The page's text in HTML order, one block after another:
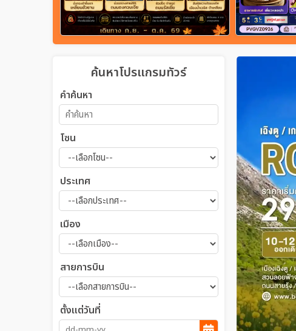
ค้นหาโปรแกรมทัวร์
คำค้นหา
โซน
ประเทศ
เมือง
สายการบิน
ตั้งแต่วันที่